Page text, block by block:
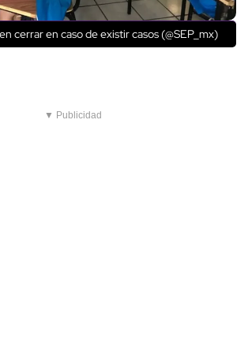
cerrar en caso de existir casos (@SEP_mx)
▼ Publicidad